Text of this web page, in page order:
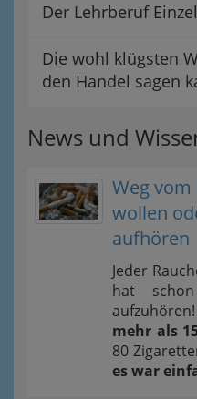
Der Lehrberuf
Die wohl klügsten
den Handel sagen
News und
Weg vom
wollen
aufhören
Jeder
hat
mehr als
80
es war